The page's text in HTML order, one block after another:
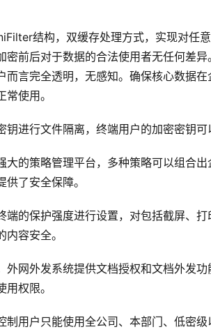
结构，双缓存处理方式，实现对任
密前后对于数据的合法使用者无任何差
而言完全透明，无感知。确保核心数据
使用。
钥进行文件隔离，终端用户的加密密钥可
大的策略管理平台，多种策略可以组合
了安全保障。
端的保护强度进行设置，对包括截屏、
容安全。
外网外发系统提供文档授权和文档外发
权限。
制用户只能使用全公司、本部门、低密级